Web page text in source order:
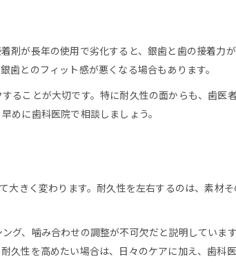
避術
ケア法
可欠
潔維持
ケアを
剤が長年の使用で劣化すると、銀歯と歯の接着力
とのフィット感が悪くなる場合もあります。
ることが大切です。特に耐久性の面からも、歯医
めに歯科医院で相談しましょう。
きく変わります。耐久性を左右するのは、素材
グ、噛み合わせの調整が不可欠だと説明していま
久性を高めたい場合は、日々のケアに加え、歯科